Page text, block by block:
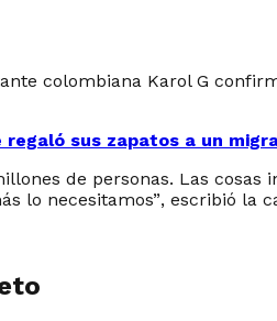
colombiana Karol G
sus zapatos a un
de personas. Las
lo necesitamos”, escribió la